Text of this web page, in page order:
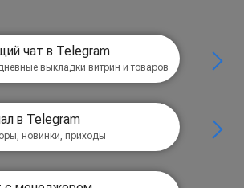
чат в Telegram
выкладки витрин и товаров
в Telegram
новинки, приходы